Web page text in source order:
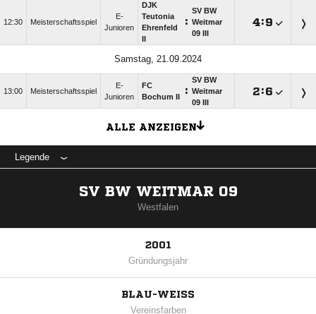
12:30 Meisterschaftsspiel
E-
Junioren
DJK
Teutonia
Ehrenfeld
:
SV BW
Weitmar
09 III
:
Samstag, 21.09.2024
13:00 Meisterschaftsspiel
E-
Junioren
FC
Bochum II
:
SV BW
Weitmar
09 III
:
ALLE ANZEIGEN
Legende
SV BW WEITMAR 09
Westfalen
2001
Gründungsjahr
BLAU-WEISS
Vereinsfarben